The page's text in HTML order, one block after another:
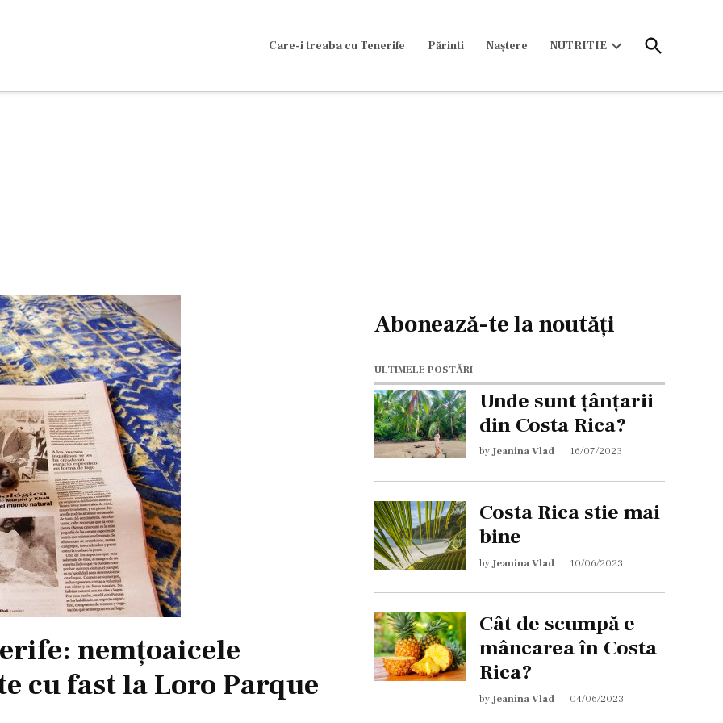
Care-i treaba cu Tenerife Părinti Naștere NUTRITIE
Open
Search
nemţoaicele
cu fast la Loro Parque
Abonează-te la noutăți
ULTIMELE POSTĂRI
Unde sunt țânțarii
din Costa Rica?
byJeanina Vlad 16/07/2023
Costa Rica stie mai
bine
by Jeanina Vlad 10/06/2023
Cât de scumpă e
mâncarea în Costa
Rica?
by Jeanina Vlad 04/06/2023